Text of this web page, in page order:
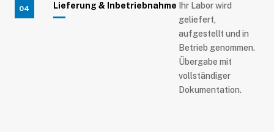
04 Lieferung & Inbetriebnahme
Ihr Labor wird
geliefert,
aufgestellt und in
Betrieb genommen.
Übergabe mit
vollständiger
Dokumentation.